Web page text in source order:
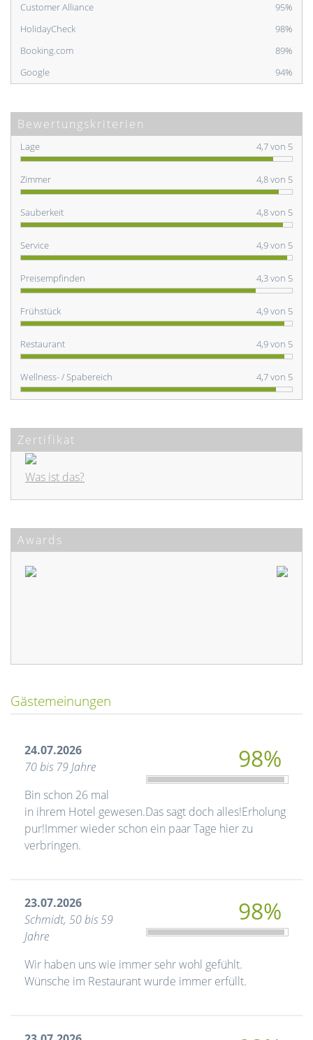
Customer Alliance
95%
HolidayCheck
98%
Booking.com
89%
Google
94%
Bewertungskriterien
Lage 4,7 von 5
Zimmer 4,8 von 5
Sauberkeit 4,8 von 5
Service 4,9 von 5
Preisempfinden 4,3 von 5
Frühstück 4,9 von 5
Restaurant 4,9 von 5
Wellness- / Spabereich 4,7 von 5
Zertifikat
Was ist das?
Awards
Gästemeinungen
98%
24.07.2026
70 bis 79 Jahre
Bin schon 26 mal
in ihrem Hotel gewesen.Das sagt doch alles!Erholung
pur!Immer wieder schon ein paar Tage hier zu
verbringen.
98%
23.07.2026
Schmidt, 50 bis 59
Jahre
Wir haben uns wie immer sehr wohl gefühlt.
Wünsche im Restaurant wurde immer erfüllt.